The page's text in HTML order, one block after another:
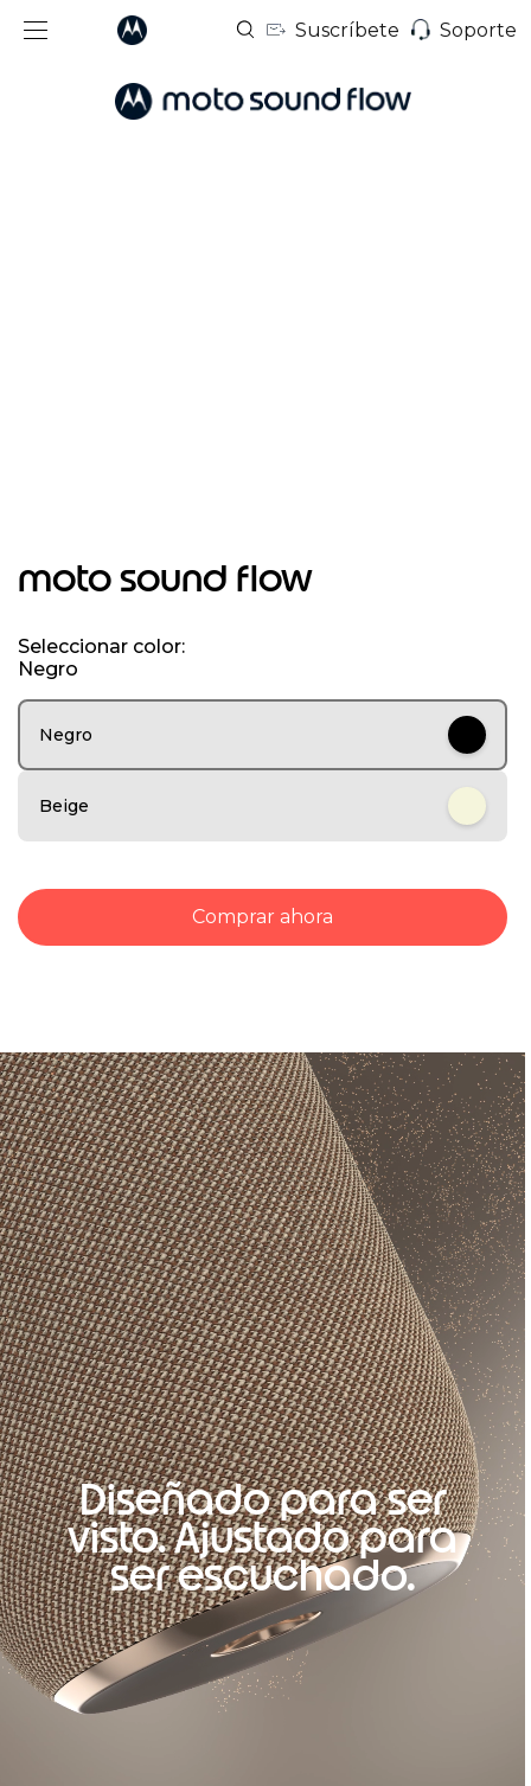
Suscríbete Soporte
t
e
6
moto sound flow
Seleccionar color:
Negro
Negro
Beige
Comprar ahora
Diseñado para ser
visto. Ajustado para
ser escuchado.